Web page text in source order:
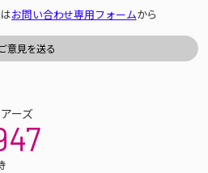
お問い合わせ専用フォームから
ーズ